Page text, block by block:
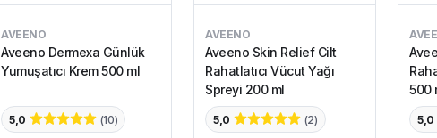
AVEENO
Aveeno Dermexa Günlük
Yumuşatıcı Krem 500 ml
5,0 (10)
AVEENO
Aveeno Skin Relief Cilt
Rahatlatıcı Vücut Yağı
Spreyi 200 ml
5,0 (2)
500
5,0